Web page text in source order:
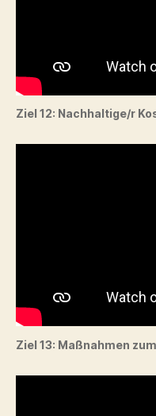
Ziel 12: Nachhaltige/r
Ziel 13: Maßnahmen